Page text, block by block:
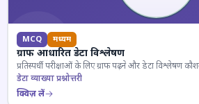
MCQ मध्यम
ग्राफ आधारित डेटा विश्लेषण
प्रतिस्पर्धी परीक्षाओं के लिए ग्राफ पढ़ने और डेटा विश्लेषण
डेटा व्याख्या प्रश्नोत्तरी
क्विज़ लें